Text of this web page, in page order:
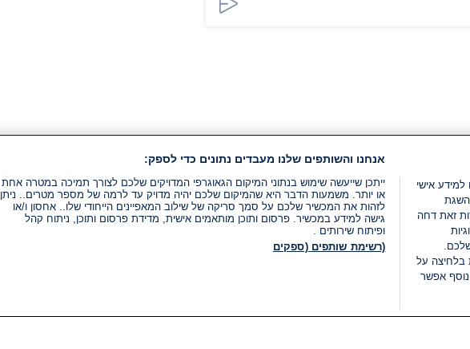
למידע אישי
זאת דחה
בלחיצה על
אפשר
אנחנו והשותפים שלנו מעבדים נתונים כדי לספק:
ייתכן שייעשה שימוש בנתוני המיקום הגאוגרפי המדויקים שלכם לצורך תמיכה במטרה אחת
או יותר. משמעות הדבר היא שהמיקום שלכם יהיה מדויק עד לרמה של מספר מטרים.. ניתן
לזהות את המכשיר שלכם על סמך סריקה של שילוב המאפיינים הייחודי שלו.. אחסון ו/או
גישה למידע במכשיר. פרסום ותוכן מותאמים אישית, מדידת פרסום ותוכן, ניתוח קהל
ופיתוח שירותים .
(רשימת שותפים (ספקים